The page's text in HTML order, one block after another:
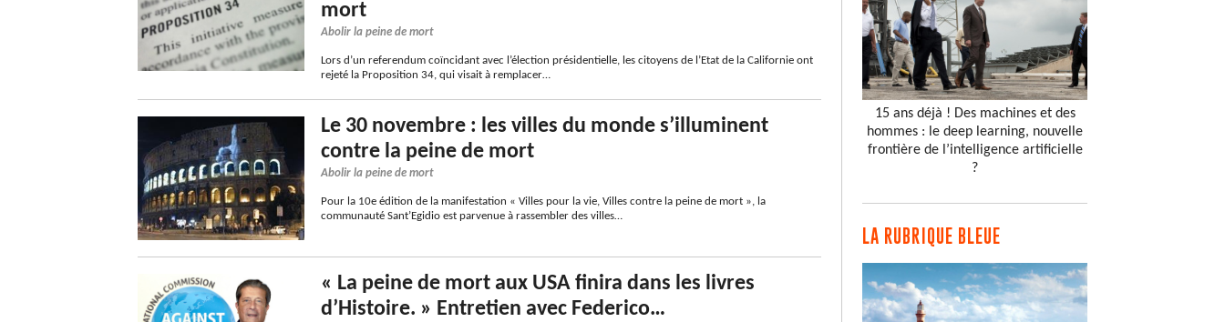
mort
Abolir la peine de mort
Lors d’un referendum coïncidant avec l’élection présidentielle, les citoyens de l’Etat de la Californie ont
rejeté la Proposition 34, qui visait à remplacer…
Le 30 novembre : les villes du monde s’illuminent
contre la peine de mort
Abolir la peine de mort
Pour la 10e édition de la manifestation « Villes pour la vie, Villes contre la peine de mort », la
communauté Sant’Egidio est parvenue à rassembler des villes…
« La peine de mort aux USA finira dans les livres
d’Histoire. » Entretien avec Federico…
15 ans déjà ! Des machines et des
hommes : le deep learning, nouvelle
frontière de l’intelligence artificielle
?
LA RUBRIQUE BLEUE